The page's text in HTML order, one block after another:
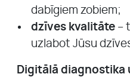
dabīgiem zobiem;
dzīves kvalitāte–
uzlabot Jūsu
Digitālā diagnostika